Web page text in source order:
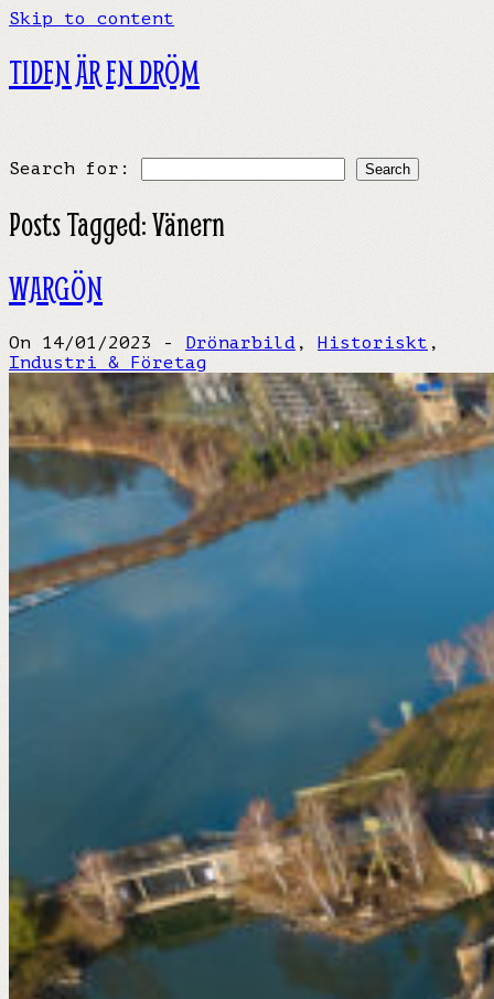
Skip to content
TIDEN ÄR EN DRÖM
Search for:
Posts Tagged:Vänern
WARGÖN
On 14/01/2023 - Drönarbild , Historiskt ,
Industri & Företag